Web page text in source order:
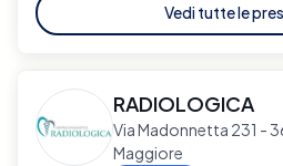
Vedi tutte le
RADIOLOGICA
Via Madonnetta 231 -
Maggiore